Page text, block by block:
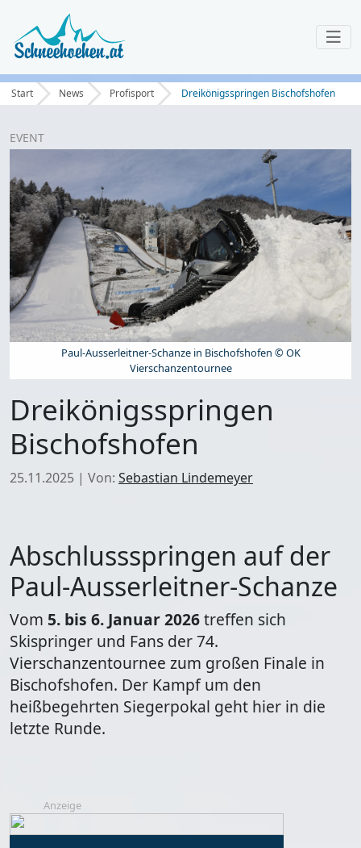
Start News Profisport Dreikönigsspringen Bischofshofen
EVENT
Paul-Ausserleitner-Schanze in Bischofshofen © OK
Vierschanzentournee
Dreikönigsspringen
Bischofshofen
25.11.2025 | Von: Sebastian Lindemeyer
Abschlussspringen auf der
Paul-Ausserleitner-Schanze
Vom 5. bis 6. Januar 2026treffen sich
Skispringer und Fans der 74.
Vierschanzentournee zum großen Finale in
Bischofshofen. Der Kampf um den
heißbegehrten Siegerpokal geht hier in die
letzte Runde.
Anzeige